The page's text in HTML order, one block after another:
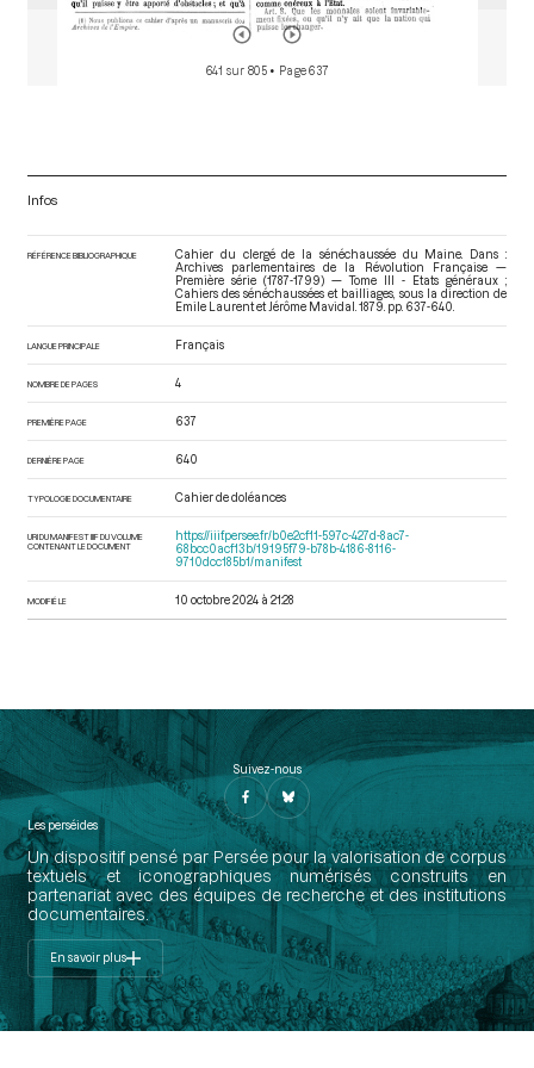
641 sur 805 • Page 637
Infos
RÉFÉRENCE BIBLIOGRAPHIQUE
Cahier du clergé de la sénéchaussée du Maine. Dans :
Archives parlementaires de la Révolution Française —
Première série (1787-1799) — Tome III - Etats généraux ;
Cahiers des sénéchaussées et bailliages , sous la direction de
Emile Laurent et Jérôme Mavidal. 1879. pp. 637-640.
LANGUE PRINCIPALE Français
NOMBRE DE PAGES 4
PREMIÈRE PAGE 637
DERNIÈRE PAGE 640
TYPOLOGIE DOCUMENTAIRE Cahier de doléances
URI DU MANIFEST IIIF DU VOLUME
CONTENANT LE DOCUMENT
https://iiif.persee.fr/b0e2cf11-597c-427d-8ac7-
68bcc0acf13b/19195f79-b78b-4186-8116-
9710dcc185b1/manifest
MODIFIÉ LE 10 octobre 2024 à 21:28
Suivez-nous
Les perséides
Un dispositif pensé par Persée pour la valorisation de corpus
textuels et iconographiques numérisés construits en
partenariat avec des équipes de recherche et des institutions
documentaires.
En savoir plus